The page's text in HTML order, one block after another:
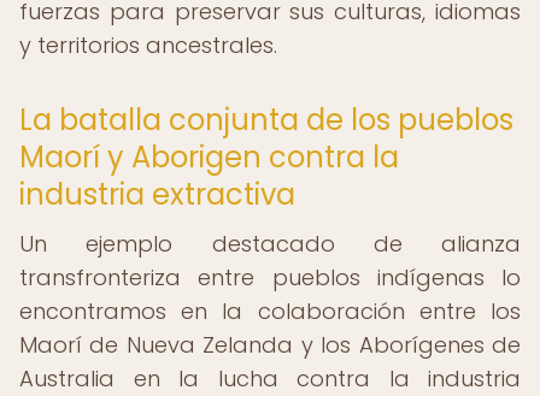
fuerzas para preservar sus culturas, idiomas
y territorios ancestrales.
La batalla conjunta de los pueblos
Maorí y Aborigen contra la
industria extractiva
Un ejemplo destacado de alianza
transfronteriza entre pueblos indígenas lo
encontramos en la colaboración entre los
Maorí de Nueva Zelanda y los Aborígenes de
Australia en la lucha contra la industria